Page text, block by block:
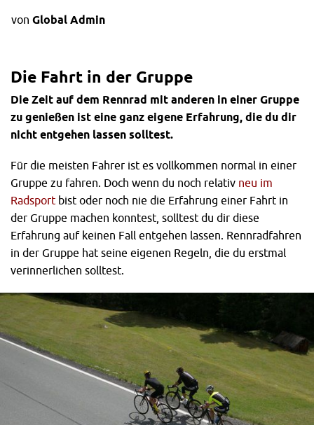
von Global Admin
Die Fahrt in der Gruppe
Die Zeit auf dem Rennrad mit anderen in einer Gruppe
zu genießen ist eine ganz eigene Erfahrung, die du dir
nicht entgehen lassen solltest.
Für die meisten Fahrer ist es vollkommen normal in einer
Gruppe zu fahren. Doch wenn du noch relativ neu im
Radsport bist oder noch nie die Erfahrung einer Fahrt in
der Gruppe machen konntest, solltest du dir diese
Erfahrung auf keinen Fall entgehen lassen. Rennradfahren
in der Gruppe hat seine eigenen Regeln, die du erstmal
verinnerlichen solltest.